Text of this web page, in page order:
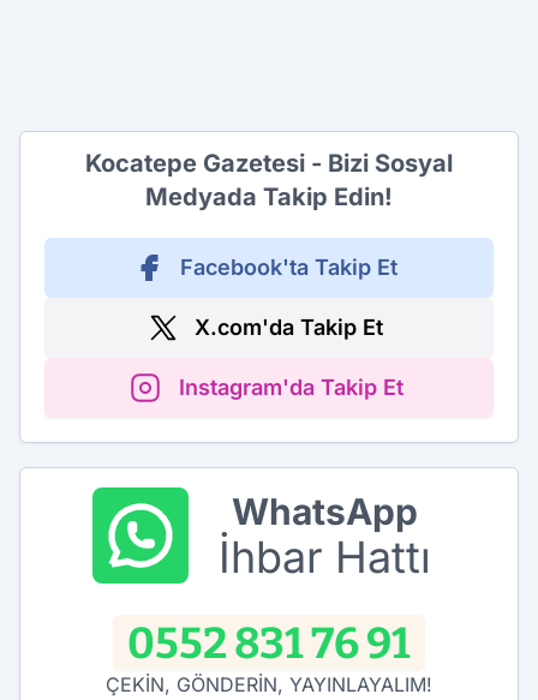
Kocatepe Gazetesi - Bizi Sosyal
Medyada Takip Edin!
Facebook'ta Takip Et
X.com'da Takip Et
Instagram'da Takip Et
WhatsApp
İhbar Hattı
0552 831 76 91
ÇEKİN, GÖNDERİN, YAYINLAYALIM!